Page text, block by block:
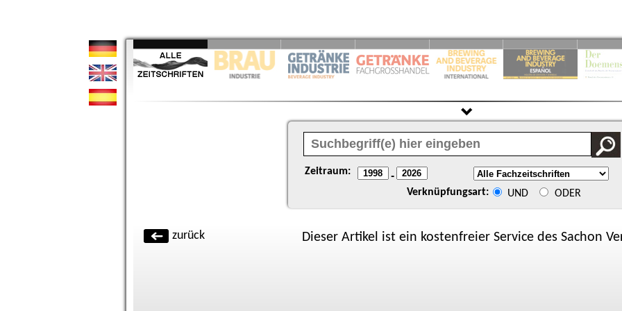
Zeitraum: -
Verknüpfungsart: UND ODER
zurück Dieser Artikel ist ein kostenfreier Service des Sachon